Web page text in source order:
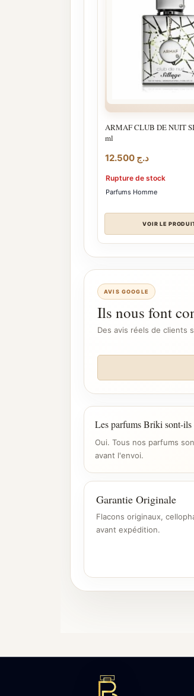
ARMAF CLUB DE NUIT
ml
د.ج
Rupture de stock
Parfums Homme
VOIR LE
AVIS GOOGLE
Ils nous font
Des avis réels de clients
Les parfums Briki sont-
Oui. Tous nos parfums
avant l'envoi.
Garantie Originale
Flacons originaux,
avant expédition.